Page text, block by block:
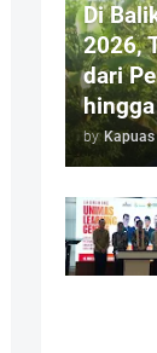
Di
2026,
dari
by